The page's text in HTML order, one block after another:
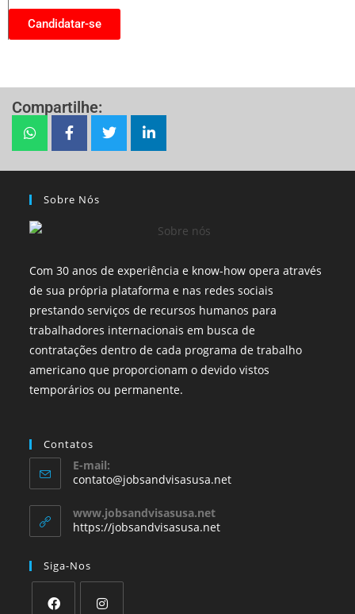
Candidatar-se
Compartilhe:
Sobre Nós
Com 30 anos de experiência e know-how opera através
de sua própria plataforma e nas redes sociais
prestando serviços de recursos humanos para
trabalhadores internacionais em busca de
contratações dentro de cada programa de trabalho
americano que proporcionam o devido vistos
temporários ou permanente.
Contatos
E-mail:
contato@jobsandvisasusa.net
www.jobsandvisasusa.net
https://jobsandvisasusa.net
Siga-Nos